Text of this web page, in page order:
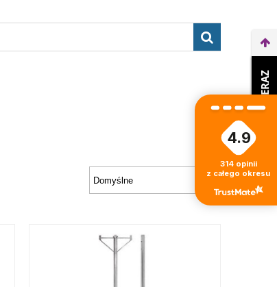
WEŹ LEASING TERAZ
4.9
314 opinii
z całego okresu